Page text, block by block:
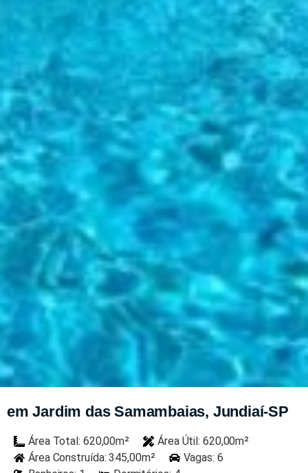
em Jardim das Samambaias, Jundiaí-SP
Área Total: 620,00m²
Área Útil: 620,00m²
Área Construída: 345,00m²
Vagas: 6